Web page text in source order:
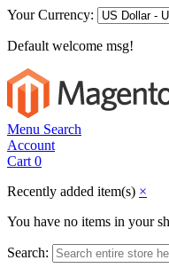
Your Currency:
Default welcome msg!
Menu Search
Account
Cart 0
Recently added item(s) ×
You have no items in your
Search: